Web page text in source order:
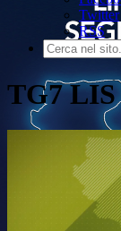
Twitter
RSS
TG7 LIS